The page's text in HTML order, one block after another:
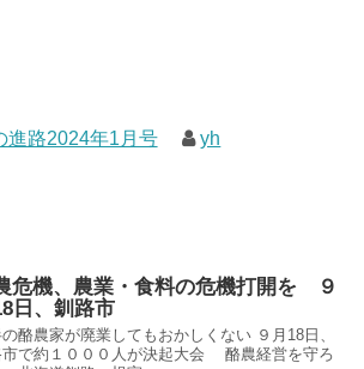
進路2024年1月号 yh
危機、農業・食料の危機打開を ９
日、釧路市
酪農家が廃業してもおかしくない ９月18日、
市で約１０００人が決起大会 酪農経営を守ろ